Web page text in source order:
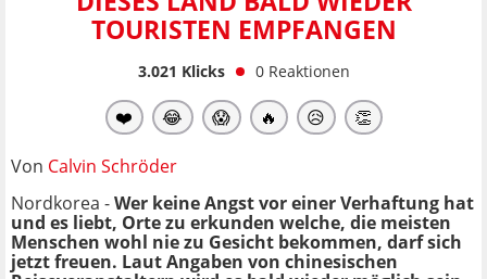
TOURISTEN EMPFANGEN
3.021 Klicks 0 Reaktionen
❤️ 😂 😱 🔥 😥 👏
Von Calvin Schröder
Nordkorea -Wer keine Angst vor einer Verhaftung hat
und es liebt, Orte zu erkunden welche, die meisten
Menschen wohl nie zu Gesicht bekommen, darf sich
jetzt freuen. Laut Angaben von chinesischen